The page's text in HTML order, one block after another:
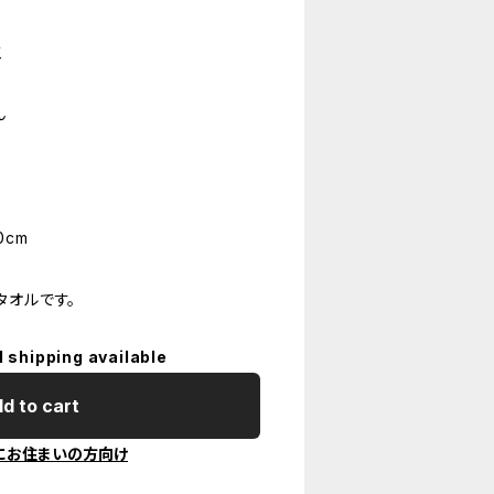
ルです。
shipping available
to cart
お住まいの方向け